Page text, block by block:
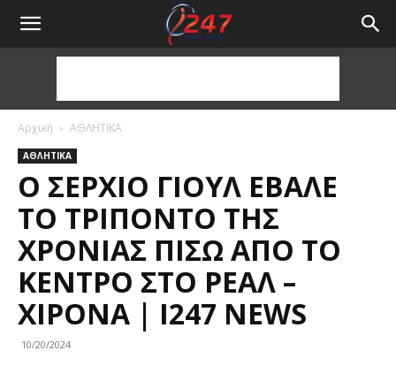
Αρχική ΑΘΛΗΤΙΚΑ
ΑΘΛΗΤΙΚΑ
Ο ΣΈΡΧΙΟ ΓΙΟΎΛ ΈΒΑΛΕ
ΤΟ ΤΡΊΠΟΝΤΟ ΤΗΣ
ΧΡΟΝΙΆΣ ΠΊΣΩ ΑΠΌ ΤΟ
ΚΈΝΤΡΟ ΣΤΟ ΡΕΆΛ –
ΧΙΡΌΝΑ | I247 NEWS
10/20/2024